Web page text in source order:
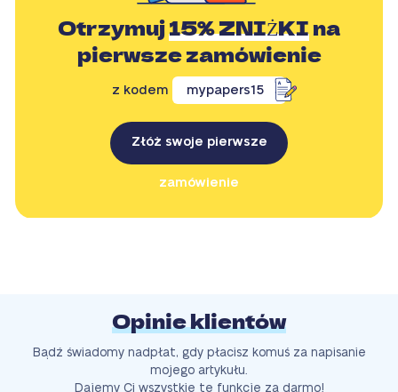
Otrzymuj15% ZNIŻKIna
pierwsze zamówienie
z kodem mypapers15
Złóż swoje pierwsze
zamówienie
Opinie klientów
Bądź świadomy nadpłat, gdy płacisz komuś za napisanie
mojego artykułu.
Dajemy Ci wszystkie te funkcje za darmo!